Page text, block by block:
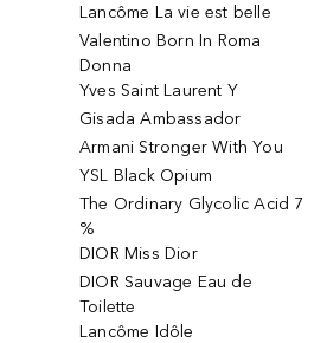
Lancôme La vie est belle
Valentino Born In Roma
Donna
Yves Saint Laurent Y
Gisada Ambassador
Armani Stronger With You
YSL Black Opium
The Ordinary Glycolic Acid 7
%
DIOR Miss Dior
DIOR Sauvage Eau de
Toilette
Lancôme Idôle